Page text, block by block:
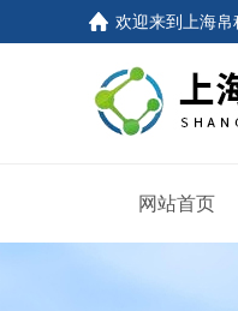
欢迎来到 上海
网站首页